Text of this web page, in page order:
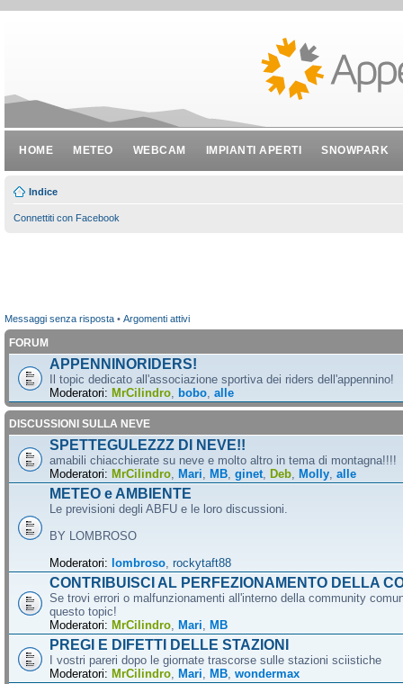
HOME METEO WEBCAM IMPIANTI APERTI SNOWPARK
Indice
Connettiti con Facebook
Messaggi senza risposta • Argomenti attivi
FORUM
APPENNINORIDERS!
Il topic dedicato all'associazione sportiva dei riders dell'appennino!
Moderatori: MrCilindro bobo alle
DISCUSSIONI SULLA NEVE
SPETTEGULEZZZ DI NEVE!!
amabili chiacchierate su neve e molto altro in tema di montagna!!!!
Moderatori: MrCilindro Mari MB ginet Deb Molly alle
METEO e AMBIENTE
Le previsioni degli ABFU e le loro discussioni.
BY LOMBROSO
Moderatori: lombroso rockytaft88
CONTRIBUISCI AL PERFEZIONAMENTO DELLA
Se trovi errori o malfunzionamenti all'interno della community
questo topic!
Moderatori: MrCilindro Mari MB
PREGI E DIFETTI DELLE STAZIONI
I vostri pareri dopo le giornate trascorse sulle stazioni sciistiche
Moderatori: MrCilindro Mari MB wondermax